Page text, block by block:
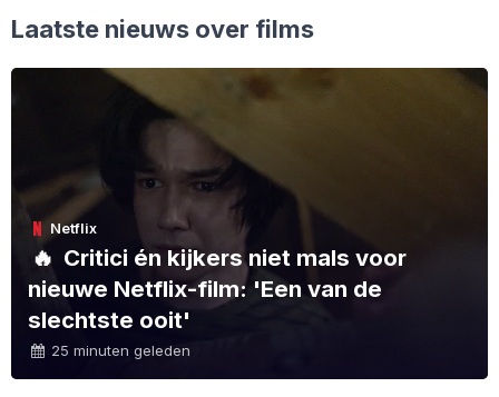
Laatste nieuws over films
Netflix
🔥 Critici én kijkers niet mals voor
nieuwe Netflix-film: 'Een van de
slechtste ooit'
25 minuten geleden